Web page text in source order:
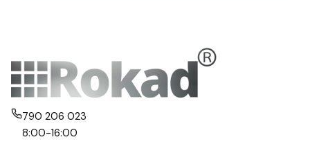
790 206 023
8:00-16:00